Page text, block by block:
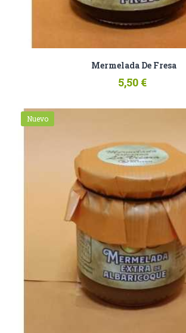
Mermelada De Fresa
5,50 €
Nuevo